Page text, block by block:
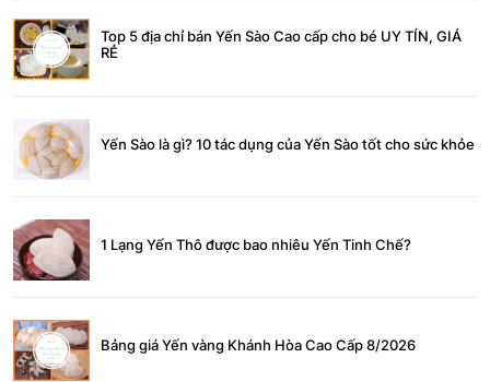
Top 5 địa chỉ bán Yến Sào Cao cấp cho bé UY TÍN, GIÁ
RẺ
Yến Sào là gì? 10 tác dụng của Yến Sào tốt cho sức khỏe
1 Lạng Yến Thô được bao nhiêu Yến Tinh Chế?
Bảng giá Yến vàng Khánh Hòa Cao Cấp 8/2026